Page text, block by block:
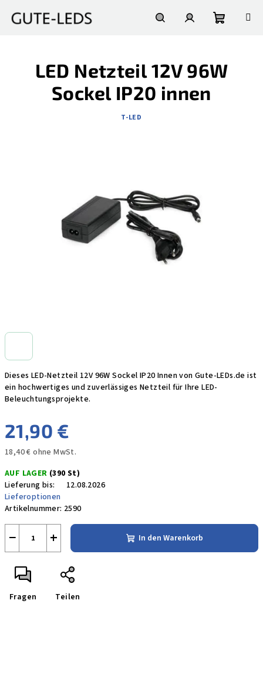
Inhalt
Dieses LED-Netzteil 12V 96W Sockel IP20 Innen von Gute-LEDs.de ist
ein hochwertiges und zuverlässiges Netzteil für Ihre LED-
Beleuchtungsprojekte.
21,90 €
18,40 € ohne MwSt.
AUF LAGER (390 St)
Lieferung bis:
12.08.2026
Lieferoptionen
Artikelnummer: 2590
+
− In den Warenkorb
Fragen Teilen
LED Netzteil 12V 96W
Sockel IP20 innen
T-LED